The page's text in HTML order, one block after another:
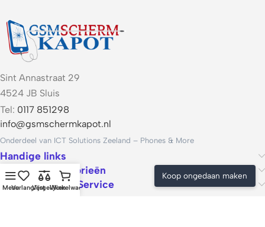
Sint Annastraat 29
4524 JB Sluis
Tel: 0117 851298
info@gsmschermkapot.nl
Onderdeel van ICT Solutions Zeeland – Phones & More
Handige links
Populaire categorieën
Voorwaarden & Service
MenuVerlanglijstVergelijkenWinkelwagen
Koop ongedaan maken